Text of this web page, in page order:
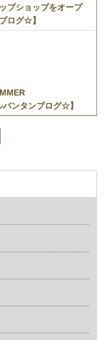
プショップをオープ
ログ☆】
ンタンブログ☆】